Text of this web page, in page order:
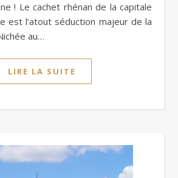
! Le cachet rhénan de la capitale
est l’atout séduction majeur de la
au…
LIRE LA SUITE